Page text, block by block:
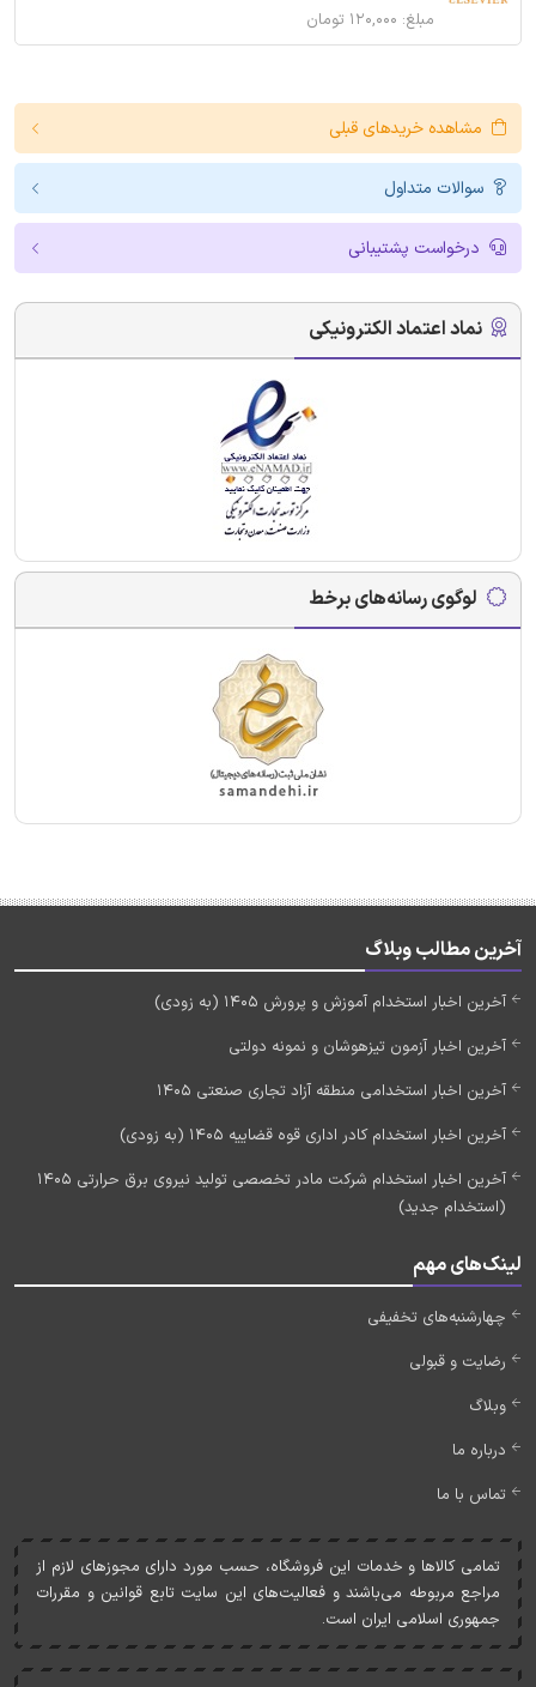
مبلغ: ۱۲۰,۰۰۰ تومان
مشاهده خریدهای قبلی
سوالات متداول
درخواست پشتیبانی
نماد اعتماد الکترونیکی
لوگوی رسانه‌های برخط
آخرین مطالب وبلاگ
آخرین اخبار استخدام آموزش و پرورش 1405 (به زودی)
آخرین اخبار آزمون تیزهوشان و نمونه دولتی
آخرین اخبار استخدامی منطقه آزاد تجاری صنعتی 1405
آخرین اخبار استخدام کادر اداری قوه قضاییه 1405 (به زودی)
آخرین اخبار استخدام شرکت مادر تخصصی تولید نیروی برق حرارتی 1405
(استخدام جدید)
لینک‌های مهم
چهارشنبه‌های تخفیفی
رضایت و قبولی
وبلاگ
درباره ما
تماس با ما
تمامی کالاها و خدمات اين فروشگاه، حسب مورد دارای مجوزهای لازم از
مراجع مربوطه می‌باشند و فعاليت‌های اين سايت تابع قوانين و مقررات
جمهوری اسلامی ايران است.